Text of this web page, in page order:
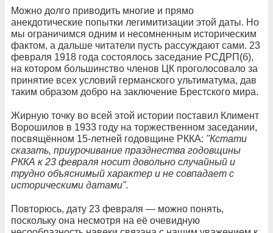
Можно долго приводить многие и прямо
анекдотические попытки легимитизации этой даты. Но
мы ограничимся одним и несомненным историческим
фактом, а дальше читатели пусть рассуждают сами. 23
февраля 1918 года состоялось заседание РСДРП(б),
на котором большинство членов ЦК проголосовало за
принятие всех условий германского ультиматума, дав
таким образом добро на заключение Брестского мира.
Жирную точку во всей этой истории поставил Климент
Ворошилов в 1933 году на торжественном заседании,
посвящённом 15-летней годовщине РККА: "Кстати
сказать, приурочивание празднества годовщины
РККА к 23 февраля носит довольно случайный и
трудно объяснимый характер и не совпадает с
историческими датами".
Повторюсь, дату 23 февраля — можно понять,
поскольку она несмотря на её очевидную